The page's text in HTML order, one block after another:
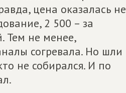
цена оказалась не
2 500 – за
Тем не менее,
согревала. Но шли
не собирался. И по